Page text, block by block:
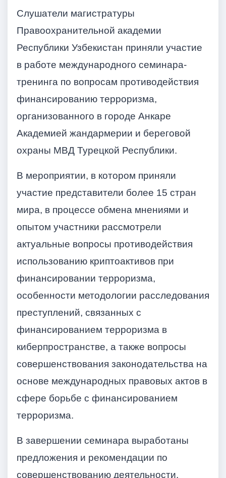
Слушатели магистратуры
Правоохранительной академии
Республики Узбекистан приняли участие
в работе международного семинара-
тренинга по вопросам противодействия
финансированию терроризма,
организованного в городе Анкаре
Академией жандармерии и береговой
охраны МВД Турецкой Республики.
В мероприятии, в котором приняли
участие представители более 15 стран
мира, в процессе обмена мнениями и
опытом участники рассмотрели
актуальные вопросы противодействия
использованию криптоактивов при
финансировании терроризма,
особенности методологии расследования
преступлений, связанных с
финансированием терроризма в
киберпространстве, а также вопросы
совершенствования законодательства на
основе международных правовых актов в
сфере борьбе с финансированием
терроризма.
В завершении семинара выработаны
предложения и рекомендации по
совершенствованию деятельности,